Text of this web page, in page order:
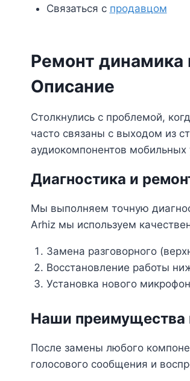
Связаться с продавцом
Ремонт
Описание
Столкнулись с проблемой,
часто связаны с выходом из
аудиокомпонентов мобильных
Диагностика и
Мы выполняем точную
Arhiz мы используем
Замена разговорного
Восстановление работы
Установка нового
Наши преимущества
После замены любого
голосового сообщения и